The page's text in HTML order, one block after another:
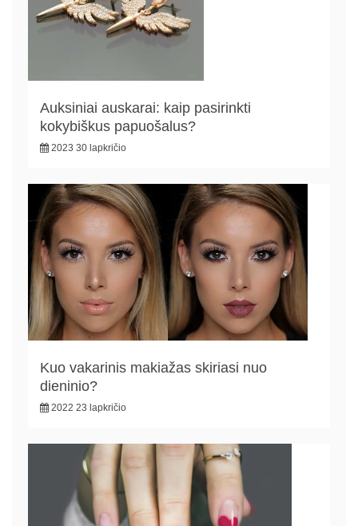
Auksiniai auskarai: kaip pasirinkti
kokybiškus papuošalus?
2023 30 lapkričio
Kuo vakarinis makiažas skiriasi nuo
dieninio?
2022 23 lapkričio